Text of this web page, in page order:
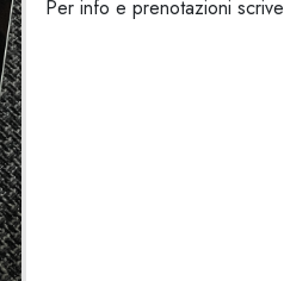
Per info e prenotazioni